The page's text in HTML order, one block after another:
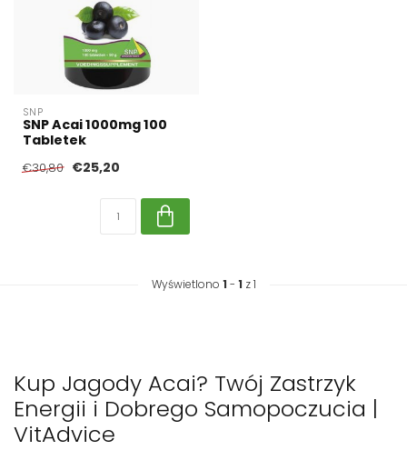
SNP
SNP Acai 1000mg 100
Tabletek
€30,80 €25,20
Wyświetlono 1 - 1 z 1
Kup Jagody Acai? Twój Zastrzyk
Energii i Dobrego Samopoczucia |
VitAdvice